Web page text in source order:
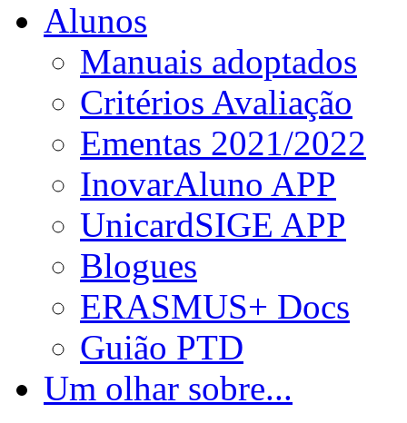
Alunos
Manuais adoptados
Critérios Avaliação
Ementas 2021/2022
InovarAluno APP
UnicardSIGE APP
Blogues
ERASMUS+ Docs
Guião PTD
Um olhar sobre...